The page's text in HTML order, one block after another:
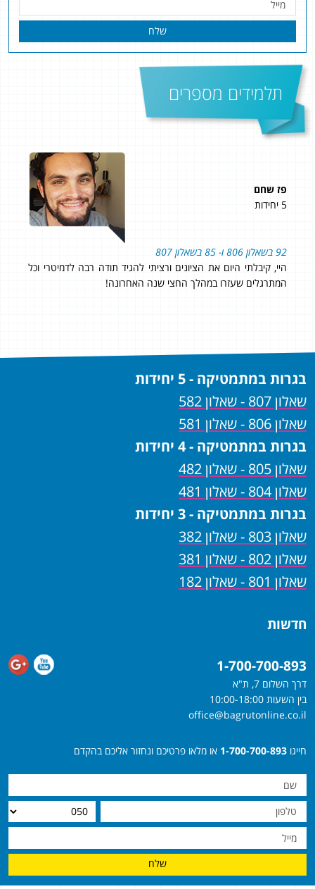
שלח
תלמידים מספרים
פז שחם
5 יחידות
92 בשאלון 806 ו- 85 בשאלון 807
היי, קיבלתי היום את הציונים ורציתי להגיד תודה רבה לדמיטרי וכל
המתרגלים שעזרו במהלך החצי שנה האחרונה!
בגרות במתמטיקה - 5 יחידות
שאלון 807 - שאלון 582
שאלון 806 - שאלון 581
בגרות במתמטיקה - 4 יחידות
שאלון 805 - שאלון 482
שאלון 804 - שאלון 481
בגרות במתמטיקה - 3 יחידות
שאלון 803 - שאלון 382
שאלון 802 - שאלון 381
שאלון 801 - שאלון 182
חדשות
1-700-700-893
דרך השלום 7, ת"א
בין השעות 10:00-18:00
office@bagrutonline.co.il
חייגו 1-700-700-893 או מלאו פרטיכם ונחזור אליכם בהקדם
שלח